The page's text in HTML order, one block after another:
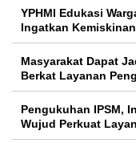
YPHMI Edukasi
Ingatkan
Masyarakat Dapat
Berkat Layanan
Pengukuhan IPSM,
Wujud Perkuat